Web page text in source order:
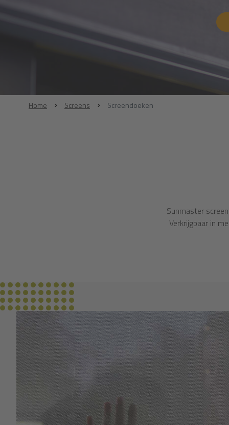
Home Screens Screendoeken
Sunmaster
Verkrijgbaar in